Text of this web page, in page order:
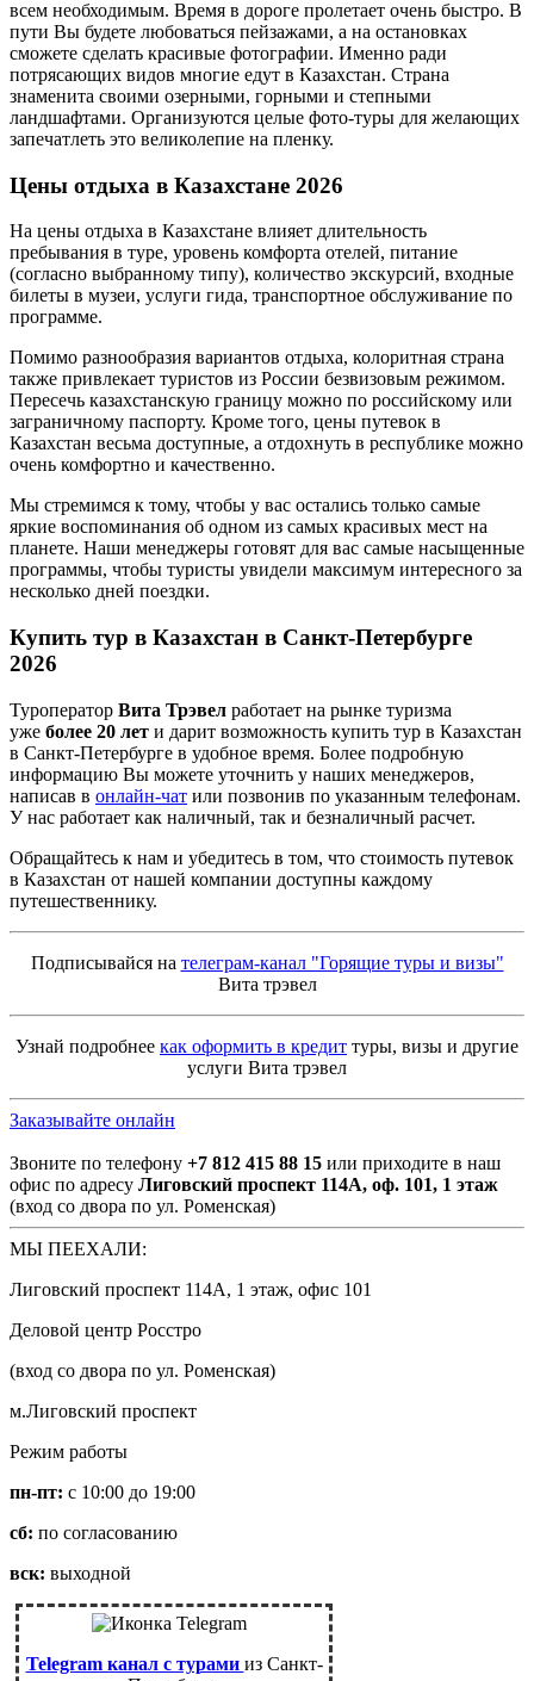
всем необходимым. Время в дороге пролетает очень быстро. В
пути Вы будете любоваться пейзажами, а на остановках
сможете сделать красивые фотографии. Именно ради
потрясающих видов многие едут в Казахстан. Страна
знаменита своими озерными, горными и степными
ландшафтами. Организуются целые фото-туры для желающих
запечатлеть это великолепие на пленку.
Цены отдыха в Казахстане 2026
На цены отдыха в Казахстане влияет длительность
пребывания в туре, уровень комфорта отелей, питание
(согласно выбранному типу), количество экскурсий, входные
билеты в музеи, услуги гида, транспортное обслуживание по
программе.
Помимо разнообразия вариантов отдыха, колоритная страна
также привлекает туристов из России безвизовым режимом.
Пересечь казахстанскую границу можно по российскому или
заграничному паспорту. Кроме того, цены путевок в
Казахстан весьма доступные, а отдохнуть в республике можно
очень комфортно и качественно.
Мы стремимся к тому, чтобы у вас остались только самые
яркие воспоминания об одном из самых красивых мест на
планете. Наши менеджеры готовят для вас самые насыщенные
программы, чтобы туристы увидели максимум интересного за
несколько дней поездки.
Купить тур в Казахстан в Санкт-Петербурге
2026
Туроператор Вита Трэвел работает на рынке туризма
уже более 20 лет и дарит возможность купить тур в Казахстан
в Санкт-Петербурге в удобное время. Более подробную
информацию Вы можете уточнить у наших менеджеров,
написав в онлайн-чат или позвонив по указанным телефонам.
У нас работает как наличный, так и безналичный расчет.
Обращайтесь к нам и убедитесь в том, что стоимость путевок
в Казахстан от нашей компании доступны каждому
путешественнику.
Подписывайся на телеграм-канал "Горящие туры и визы"
Вита трэвел
Узнай подробнее как оформить в кредит туры, визы и другие
услуги Вита трэвел
Заказывайте онлайн
Звоните по телефону +7 812 415 88 15 или приходите в наш
офис по адресу Лиговский проспект 114А, оф. 101, 1 этаж
(вход со двора по ул. Роменская)
МЫ ПЕЕХАЛИ:
Лиговский проспект 114А, 1 этаж, офис 101
Деловой центр Росстро
(вход со двора по ул. Роменская)
м.Лиговский проспект
Режим работы
пн-пт: с 10:00 до 19:00
сб: по согласованию
вск: выходной
Telegram канал с турами из Санкт-